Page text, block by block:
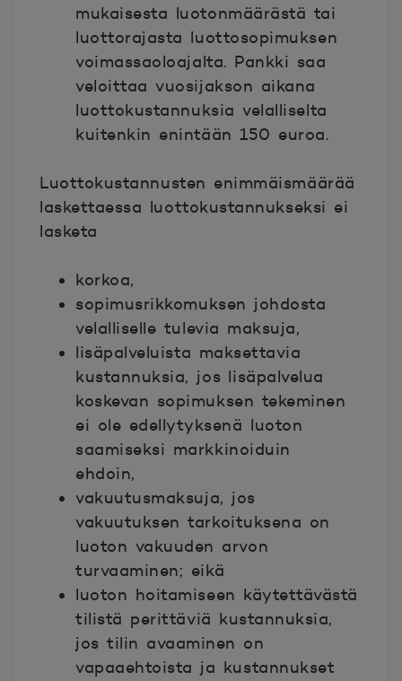
mukaisesta luotonmäärästä tai
luottorajasta luottosopimuksen
voimassaoloajalta. Pankki saa
veloittaa vuosijakson aikana
luottokustannuksia velalliselta
kuitenkin enintään 150 euroa.
Luottokustannusten enimmäismäärää
laskettaessa luottokustannukseksi ei
lasketa
korkoa,
sopimusrikkomuksen johdosta
velalliselle tulevia maksuja,
lisäpalveluista maksettavia
kustannuksia, jos lisäpalvelua
koskevan sopimuksen tekeminen
ei ole edellytyksenä luoton
saamiseksi markkinoiduin
ehdoin,
vakuutusmaksuja, jos
vakuutuksen tarkoituksena on
luoton vakuuden arvon
turvaaminen; eikä
luoton hoitamiseen käytettävästä
tilistä perittäviä kustannuksia,
jos tilin avaaminen on
vapaaehtoista ja kustannukset